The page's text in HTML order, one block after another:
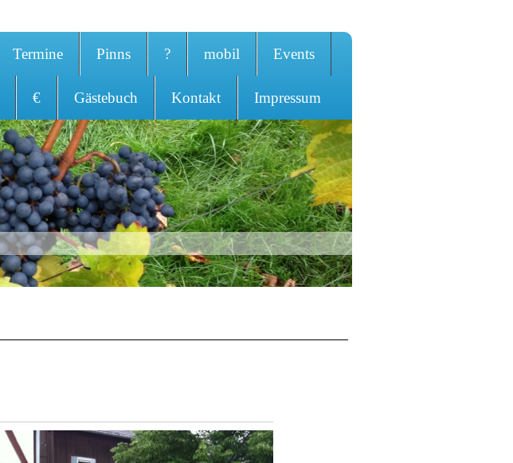
Termine Pinns ? mobil Events
€ Gästebuch Kontakt Impressum